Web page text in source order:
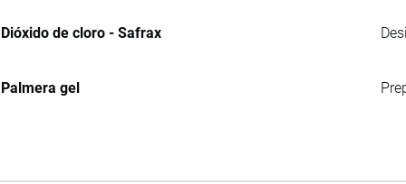
Dióxido de cloro - Safrax
Palmera gel